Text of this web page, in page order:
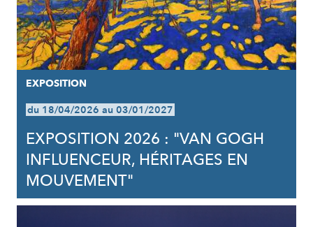
EXPOSITION
du 18/04/2026 au 03/01/2027
EXPOSITION 2026 : "VAN GOGH
INFLUENCEUR, HÉRITAGES EN
MOUVEMENT"